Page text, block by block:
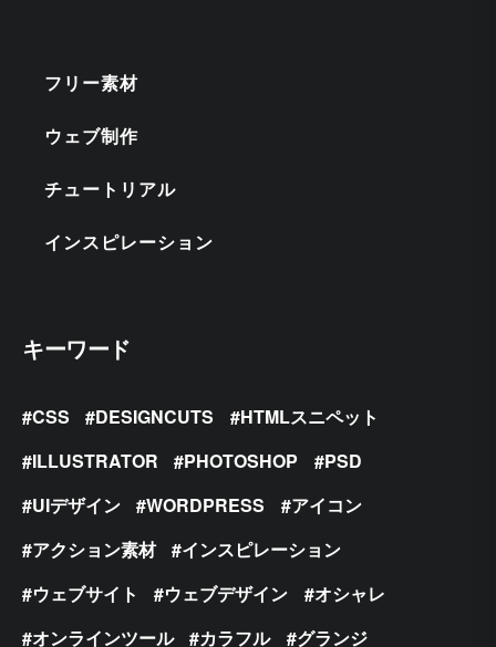
フリー素材
ウェブ制作
チュートリアル
インスピレーション
キーワード
CSS DESIGNCUTS
HTMLスニペット
ILLUSTRATOR
PHOTOSHOP
PSD
UIデザイン
WORDPRESS
アイコン
アクション素材
インスピレーション
ウェブサイト
ウェブデザイン
オシャレ
オンラインツール
カラフル
グランジ